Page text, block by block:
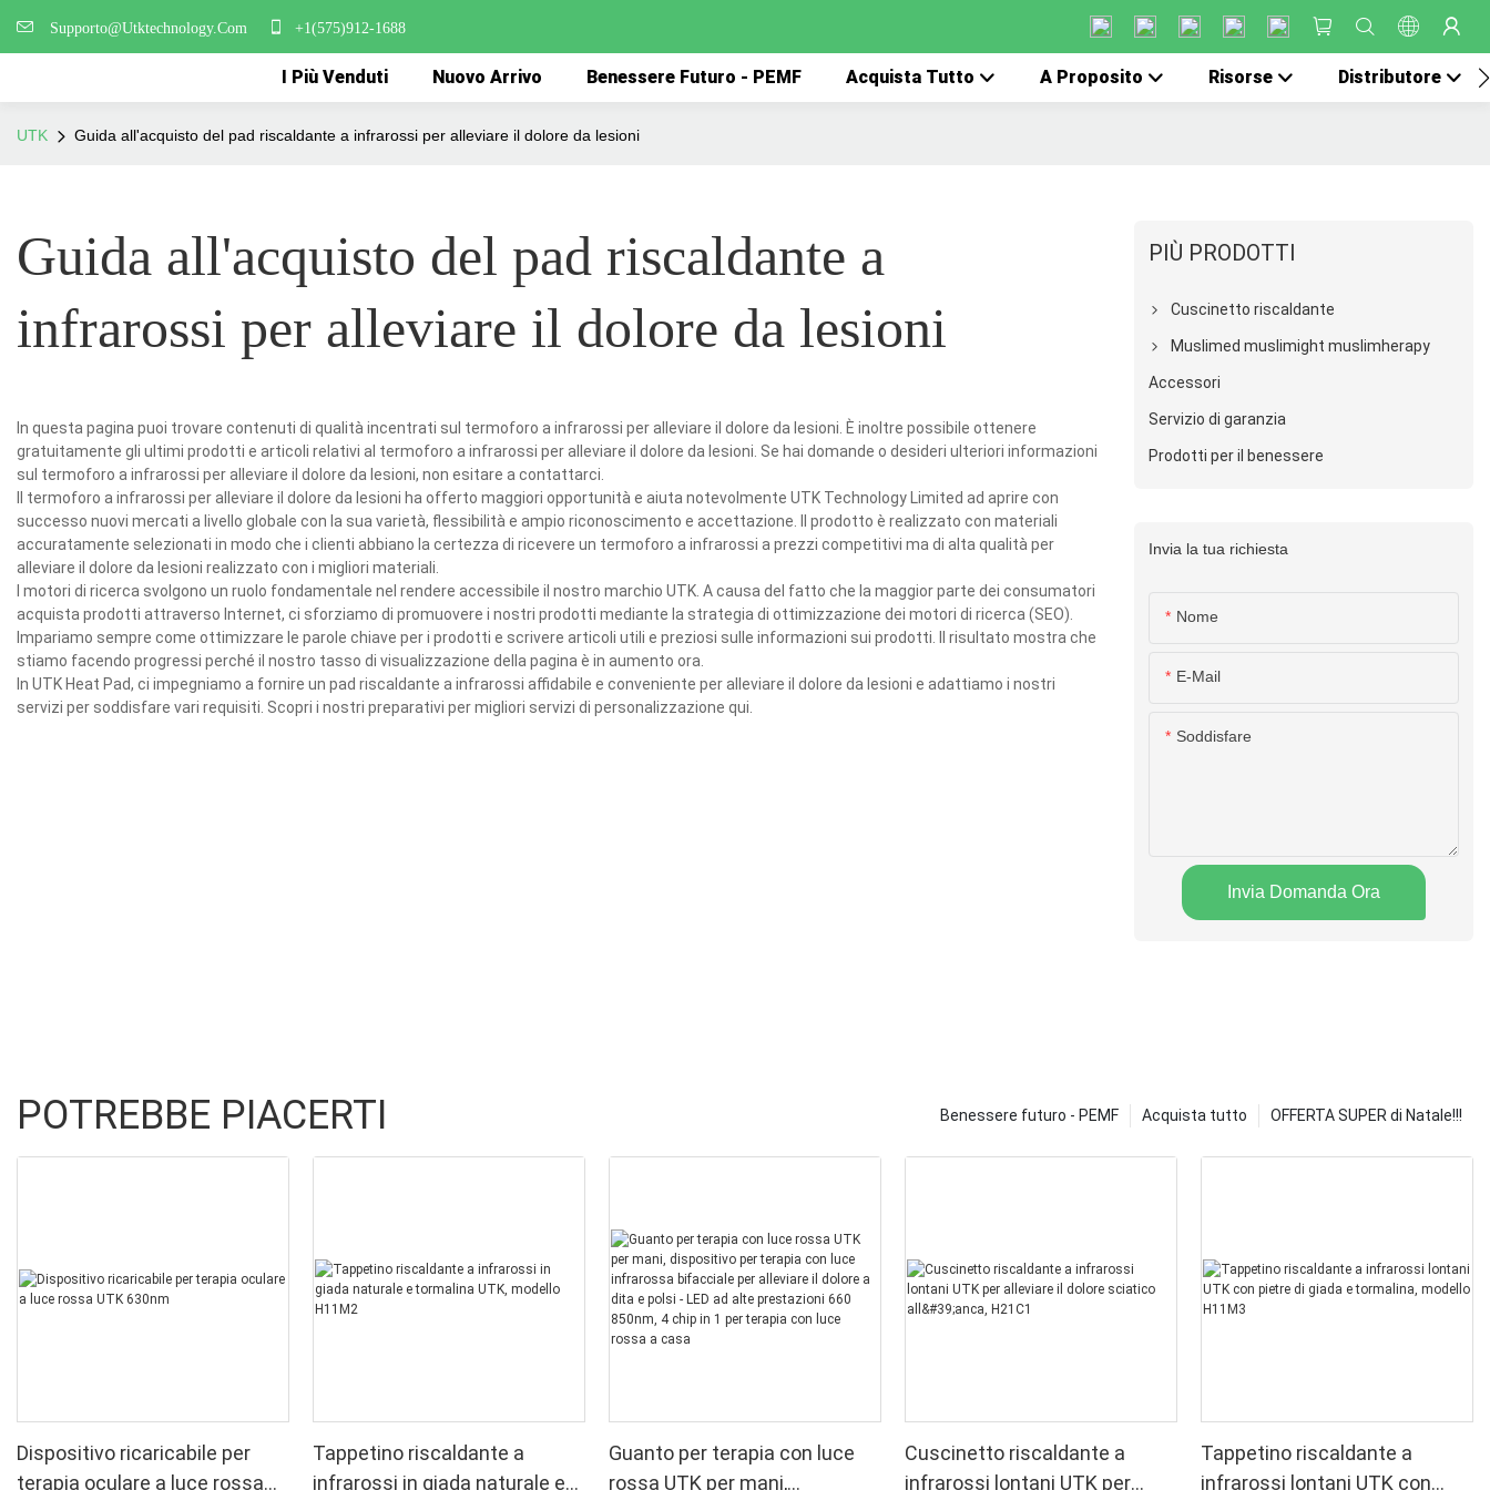
Supporto@Utktechnology.Com +1(575)912-1688
I Più Venduti Nuovo Arrivo Benessere Futuro - PEMF Acquista Tutto A Proposito Risorse Distributore
UTK Guida all'acquisto del pad riscaldante a infrarossi per alleviare il dolore da lesioni
Guida all'acquisto del pad riscaldante a
infrarossi per alleviare il dolore da lesioni
In questa pagina puoi trovare contenuti di qualità incentrati sul termoforo a infrarossi per alleviare il dolore da lesioni. È inoltre possibile ottenere
gratuitamente gli ultimi prodotti e articoli relativi al termoforo a infrarossi per alleviare il dolore da lesioni. Se hai domande o desideri ulteriori informazioni
sul termoforo a infrarossi per alleviare il dolore da lesioni, non esitare a contattarci.
Il termoforo a infrarossi per alleviare il dolore da lesioni ha offerto maggiori opportunità e aiuta notevolmente UTK Technology Limited ad aprire con
successo nuovi mercati a livello globale con la sua varietà, flessibilità e ampio riconoscimento e accettazione. Il prodotto è realizzato con materiali
accuratamente selezionati in modo che i clienti abbiano la certezza di ricevere un termoforo a infrarossi a prezzi competitivi ma di alta qualità per
alleviare il dolore da lesioni realizzato con i migliori materiali.
I motori di ricerca svolgono un ruolo fondamentale nel rendere accessibile il nostro marchio UTK. A causa del fatto che la maggior parte dei consumatori
acquista prodotti attraverso Internet, ci sforziamo di promuovere i nostri prodotti mediante la strategia di ottimizzazione dei motori di ricerca (SEO).
Impariamo sempre come ottimizzare le parole chiave per i prodotti e scrivere articoli utili e preziosi sulle informazioni sui prodotti. Il risultato mostra che
stiamo facendo progressi perché il nostro tasso di visualizzazione della pagina è in aumento ora.
In UTK Heat Pad, ci impegniamo a fornire un pad riscaldante a infrarossi affidabile e conveniente per alleviare il dolore da lesioni e adattiamo i nostri
servizi per soddisfare vari requisiti. Scopri i nostri preparativi per migliori servizi di personalizzazione qui.
PIÙ PRODOTTI
Cuscinetto riscaldante
Muslimed muslimight muslimherapy
Accessori
Servizio di garanzia
Prodotti per il benessere
Invia la tua richiesta
Nome
E-Mail
Soddisfare
Invia Domanda Ora
POTREBBE PIACERTI OFFERTA SUPER di Natale!!!
Acquista tutto
Benessere futuro - PEMF
Dispositivo ricaricabile per
terapia oculare a luce rossa
Tappetino riscaldante a
infrarossi in giada naturale e
Guanto per terapia con luce
rossa UTK per mani,
Cuscinetto riscaldante a
infrarossi lontani UTK per
Tappetino riscaldante a
infrarossi lontani UTK con